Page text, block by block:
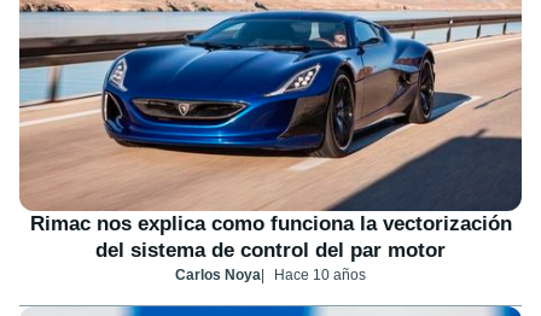
Rimac nos explica como funciona la vectorización
del sistema de control del par motor
Carlos Noya Hace 10 años